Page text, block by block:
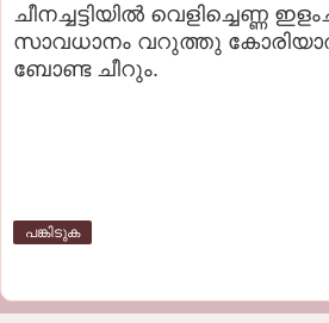
ചീനച്ചട്ടിയില്‍ വെളിച്ചെണ്ണ
സാവധാനം വറുത്തു
ബോണ്ട ചീറും.
പങ്കിടുക